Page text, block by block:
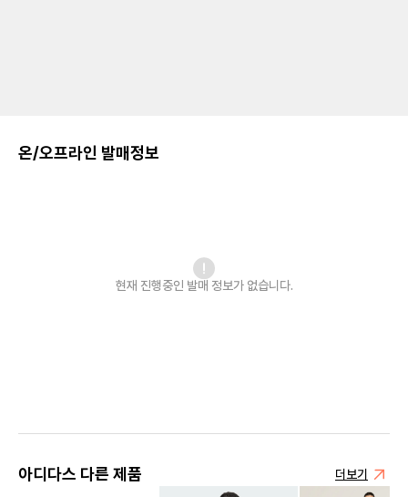
온/오프라인 발매정보
현재 진행중인 발매 정보가 없습니다.
아디다스 다른 제품 더보기